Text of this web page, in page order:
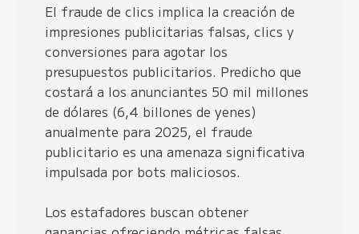
El fraude de clics implica la creación de
impresiones publicitarias falsas, clics y
conversiones para agotar los
presupuestos publicitarios. Predicho que
costará a los anunciantes 50 mil millones
de dólares (6,4 billones de yenes)
anualmente para 2025, el fraude
publicitario es una amenaza significativa
impulsada por bots maliciosos.
Los estafadores buscan obtener